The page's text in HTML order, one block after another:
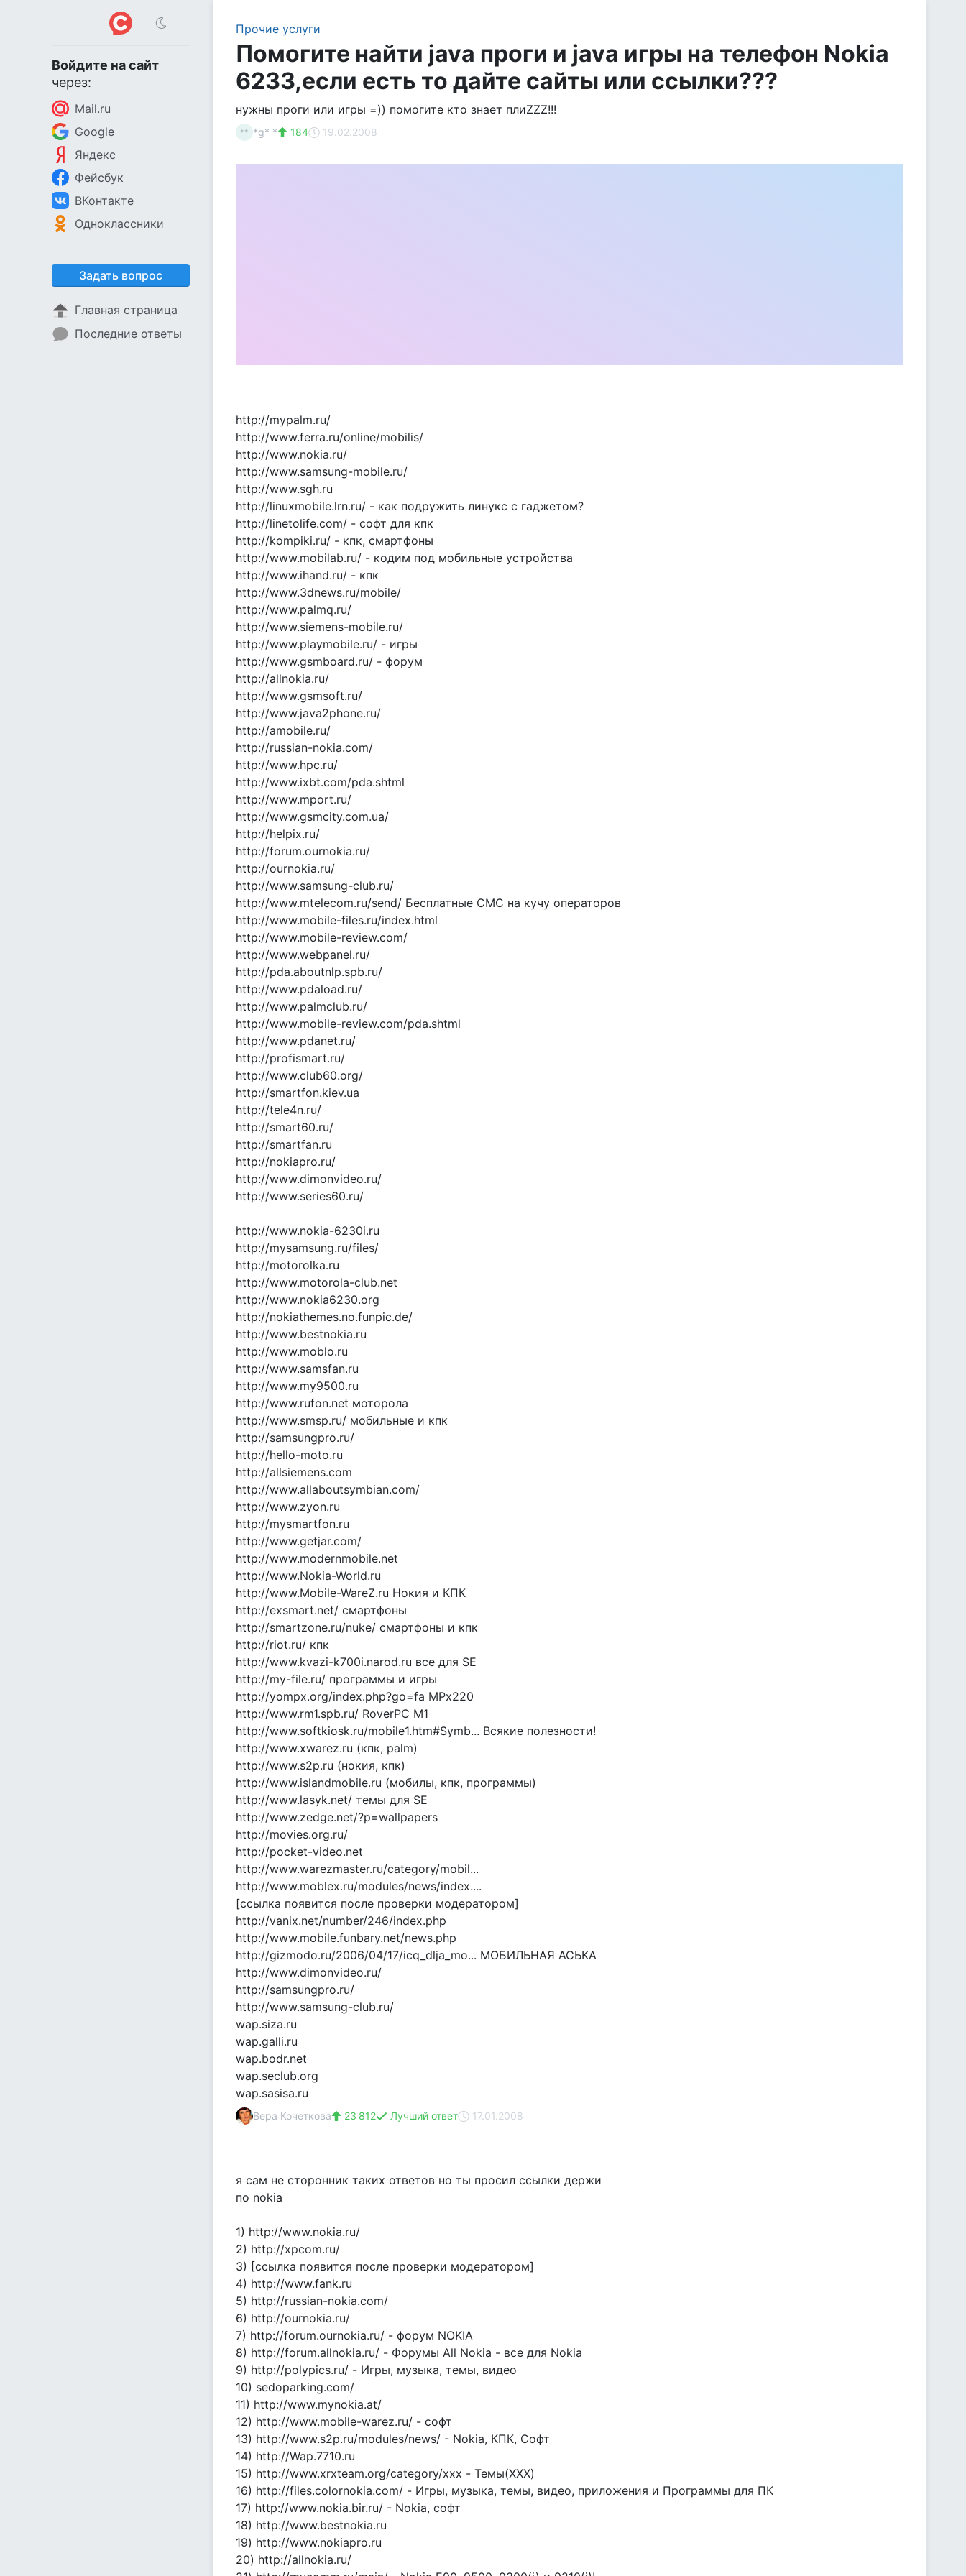
Войдите на сайт
через:
Mail.ru
Google
Яндекс
Фейсбук
ВКонтакте
Одноклассники
Задать вопрос
Главная страница
Последние ответы
Прочие услуги
Помогите найти java проги и java игры на телефон Nokia
6233,если есть то дайте сайты или ссылки???
нужны проги или игры =)) помогите кто знает плиZZZ!!!
** *g* * 184 19.02.2008
http://mypalm.ru/
http://www.ferra.ru/online/mobilis/
http://www.nokia.ru/
http://www.samsung-mobile.ru/
http://www.sgh.ru
http://linuxmobile.lrn.ru/ - как подружить линукс с гаджетом?
http://linetolife.com/ - софт для кпк
http://kompiki.ru/ - кпк, смартфоны
http://www.mobilab.ru/ - кодим под мобильные устройства
http://www.ihand.ru/ - кпк
http://www.3dnews.ru/mobile/
http://www.palmq.ru/
http://www.siemens-mobile.ru/
http://www.playmobile.ru/ - игры
http://www.gsmboard.ru/ - форум
http://allnokia.ru/
http://www.gsmsoft.ru/
http://www.java2phone.ru/
http://amobile.ru/
http://russian-nokia.com/
http://www.hpc.ru/
http://www.ixbt.com/pda.shtml
http://www.mport.ru/
http://www.gsmcity.com.ua/
http://helpix.ru/
http://forum.ournokia.ru/
http://ournokia.ru/
http://www.samsung-club.ru/
http://www.mtelecom.ru/send/ Бесплатные СМС на кучу операторов
http://www.mobile-files.ru/index.html
http://www.mobile-review.com/
http://www.webpanel.ru/
http://pda.aboutnlp.spb.ru/
http://www.pdaload.ru/
http://www.palmclub.ru/
http://www.mobile-review.com/pda.shtml
http://www.pdanet.ru/
http://profismart.ru/
http://www.club60.org/
http://smartfon.kiev.ua
http://tele4n.ru/
http://smart60.ru/
http://smartfan.ru
http://nokiapro.ru/
http://www.dimonvideo.ru/
http://www.series60.ru/
http://www.nokia-6230i.ru
http://mysamsung.ru/files/
http://motorolka.ru
http://www.motorola-club.net
http://www.nokia6230.org
http://nokiathemes.no.funpic.de/
http://www.bestnokia.ru
http://www.moblo.ru
http://www.samsfan.ru
http://www.my9500.ru
http://www.rufon.net моторола
http://www.smsp.ru/ мобильные и кпк
http://samsungpro.ru/
http://hello-moto.ru
http://allsiemens.com
http://www.allaboutsymbian.com/
http://www.zyon.ru
http://mysmartfon.ru
http://www.getjar.com/
http://www.modernmobile.net
http://www.Nokia-World.ru
http://www.Mobile-WareZ.ru Нокия и КПК
http://exsmart.net/ смартфоны
http://smartzone.ru/nuke/ смартфоны и кпк
http://riot.ru/ кпк
http://www.kvazi-k700i.narod.ru все для SE
http://my-file.ru/ программы и игры
http://yompx.org/index.php?go=fa MPx220
http://www.rm1.spb.ru/ RoverPC M1
http://www.softkiosk.ru/mobile1.htm#Symb... Всякие полезности!
http://www.xwarez.ru (кпк, palm)
http://www.s2p.ru (нокия, кпк)
http://www.islandmobile.ru (мобилы, кпк, программы)
http://www.lasyk.net/ темы для SE
http://www.zedge.net/?p=wallpapers
http://movies.org.ru/
http://pocket-video.net
http://www.warezmaster.ru/category/mobil...
http://www.moblex.ru/modules/news/index....
[ссылка появится после проверки модератором]
http://vanix.net/number/246/index.php
http://www.mobile.funbary.net/news.php
http://gizmodo.ru/2006/04/17/icq_dlja_mo... МОБИЛЬНАЯ АСЬКА
http://www.dimonvideo.ru/
http://samsungpro.ru/
http://www.samsung-club.ru/
wap.siza.ru
wap.galli.ru
wap.bodr.net
wap.seclub.org
wap.sasisa.ru
Вера Кочеткова 23 812 Лучший ответ 17.01.2008
я сам не сторонник таких ответов но ты просил ссылки держи
по nokia
1) http://www.nokia.ru/
2) http://xpcom.ru/
3) [ссылка появится после проверки модератором]
4) http://www.fank.ru
5) http://russian-nokia.com/
6) http://ournokia.ru/
7) http://forum.ournokia.ru/ - форум NOKIA
8) http://forum.allnokia.ru/ - Форумы All Nokia - все для Nokia
9) http://polypics.ru/ - Игры, музыка, темы, видео
10) sedoparking.com/
11) http://www.mynokia.at/
12) http://www.mobile-warez.ru/ - софт
13) http://www.s2p.ru/modules/news/ - Nokia, КПК, Софт
14) http://Wap.7710.ru
15) http://www.xrxteam.org/category/xxx - Темы(XXX)
16) http://files.colornokia.com/ - Игры, музыка, темы, видео, приложения и Программы для ПК
17) http://www.nokia.bir.ru/ - Nokia, софт
18) http://www.bestnokia.ru
19) http://www.nokiapro.ru
20) http://allnokia.ru/